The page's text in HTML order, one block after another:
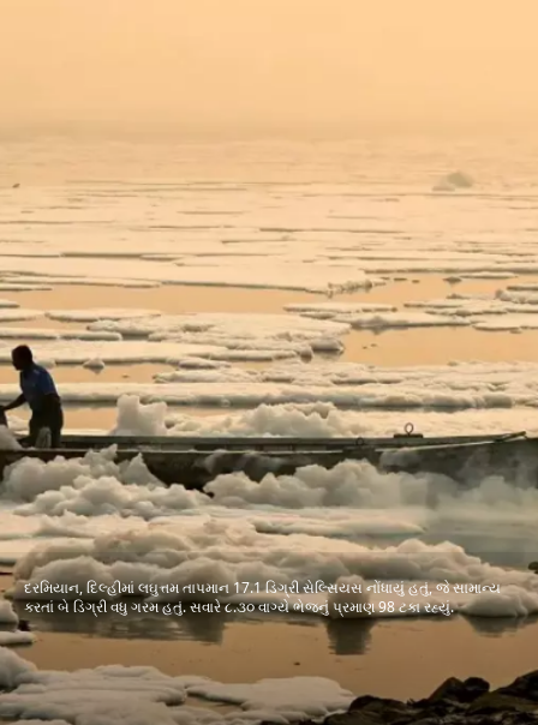
દરમિયાન, દિલ્હીમાં લઘુત્તમ તાપમાન 17.1 ડિગ્રી સેલ્સિયસ નોંધાયું હતું, જે સામાન્ય
કરતાં બે ડિગ્રી વધુ ગરમ હતું. સવારે ૮.૩૦ વાગ્યે ભેજનું પ્રમાણ 98 ટકા રહ્યું.